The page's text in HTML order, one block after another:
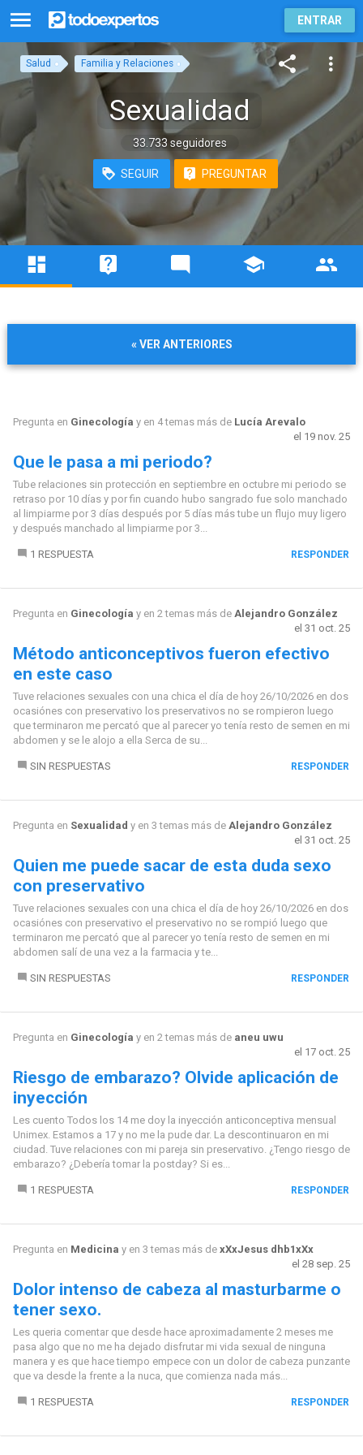
ENTRAR
Salud Familia y Relaciones
Sexualidad
33.733 seguidores
SEGUIR PREGUNTAR
« VER ANTERIORES
Pregunta en Ginecología y en 4 temas más de Lucía Arevalo
el 19 nov. 25
Que le pasa a mi periodo?
Tube relaciones sin protección en septiembre en octubre mi periodo se
retraso por 10 días y por fin cuando hubo sangrado fue solo manchado
al limpiarme por 3 días después por 5 días más tube un flujo muy ligero
y después manchado al limpiarme por 3...
1 RESPUESTA RESPONDER
Pregunta en Ginecología y en 2 temas más de Alejandro González
el 31 oct. 25
Método anticonceptivos fueron efectivo
en este caso
Tuve relaciones sexuales con una chica el día de hoy 26/10/2026 en dos
ocasiónes con preservativo los preservativos no se rompieron luego
que terminaron me percató que al parecer yo tenía resto de semen en mi
abdomen y se le alojo a ella Serca de su...
SIN RESPUESTAS RESPONDER
Pregunta en Sexualidad y en 3 temas más de Alejandro González
el 31 oct. 25
Quien me puede sacar de esta duda sexo
con preservativo
Tuve relaciones sexuales con una chica el día de hoy 26/10/2026 en dos
ocasiónes con preservativo el preservativo no se rompió luego que
terminaron me percató que al parecer yo tenía resto de semen en mi
abdomen salí de una vez a la farmacia y te...
SIN RESPUESTAS RESPONDER
Pregunta en Ginecología y en 2 temas más de aneu uwu
el 17 oct. 25
Riesgo de embarazo? Olvide aplicación de
inyección
Les cuento Todos los 14 me doy la inyección anticonceptiva mensual
Unimex. Estamos a 17 y no me la pude dar. La descontinuaron en mi
ciudad. Tuve relaciones con mi pareja sin preservativo. ¿Tengo riesgo de
embarazo? ¿Debería tomar la postday? Si es...
1 RESPUESTA RESPONDER
Pregunta en Medicina y en 3 temas más de xXxJesus dhb1xXx
el 28 sep. 25
Dolor intenso de cabeza al masturbarme o
tener sexo.
Les queria comentar que desde hace aproximadamente 2 meses me
pasa algo que no me ha dejado disfrutar mi vida sexual de ninguna
manera y es que hace tiempo empece con un dolor de cabeza punzante
que va desde la frente a la nuca, que comienza nada más...
1 RESPUESTA RESPONDER